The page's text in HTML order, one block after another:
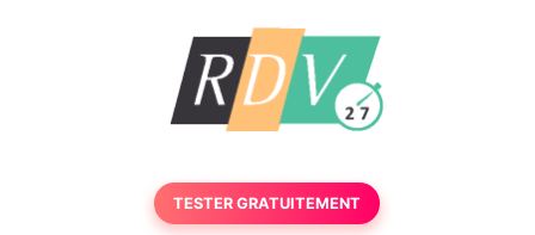
TESTER GRATUITEMENT